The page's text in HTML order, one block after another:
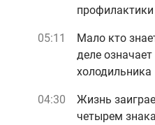
профилактики
05:11
Мало кто
деле
холодильника
04:30
Жизнь
четырем